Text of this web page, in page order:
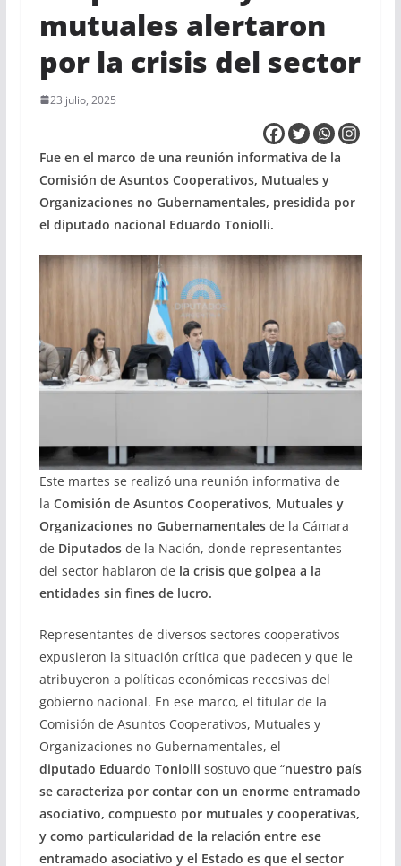
mutuales alertaron
por la crisis del sector
23 julio, 2025
Fue en el marco de una reunión informativa de la
Comisión de Asuntos Cooperativos, Mutuales y
Organizaciones no Gubernamentales, presidida por
el diputado nacional Eduardo Toniolli.
Este martes se realizó una reunión informativa de
la Comisión de Asuntos Cooperativos, Mutuales y
Organizaciones no Gubernamentalesde la Cámara
de Diputados de la Nación, donde representantes
del sector hablaron de la crisis que golpea a la
entidades sin fines de lucro.
Representantes de diversos sectores cooperativos
expusieron la situación crítica que padecen y que le
atribuyeron a políticas económicas recesivas del
gobierno nacional. En ese marco, el titular de la
Comisión de Asuntos Cooperativos, Mutuales y
Organizaciones no Gubernamentales, el
diputado Eduardo Toniolli sostuvo que “nuestro país
se caracteriza por contar con un enorme entramado
asociativo, compuesto por mutuales y cooperativas,
y como particularidad de la relación entre ese
entramado asociativo y el Estado es que el sector